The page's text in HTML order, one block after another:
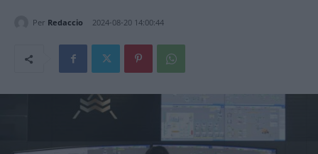
Per Redaccio 2024-08-20 14:00:44